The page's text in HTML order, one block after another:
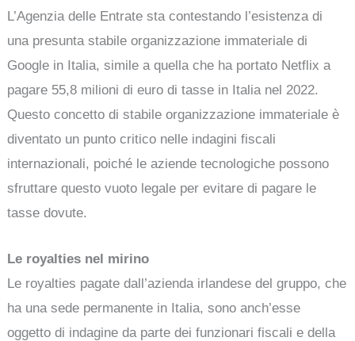
L’Agenzia delle Entrate sta contestando l’esistenza di
una presunta stabile organizzazione immateriale di
Google in Italia, simile a quella che ha portato Netflix a
pagare 55,8 milioni di euro di tasse in Italia nel 2022.
Questo concetto di stabile organizzazione immateriale è
diventato un punto critico nelle indagini fiscali
internazionali, poiché le aziende tecnologiche possono
sfruttare questo vuoto legale per evitare di pagare le
tasse dovute.
Le royalties nel mirino
Le royalties pagate dall’azienda irlandese del gruppo, che
ha una sede permanente in Italia, sono anch’esse
oggetto di indagine da parte dei funzionari fiscali e della